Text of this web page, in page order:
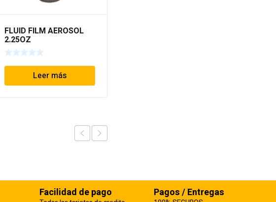
FLUID FILM AEROSOL
2.25OZ
Leer más
Facilidad de pago Pagos / Entregas